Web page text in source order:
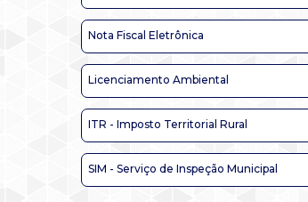
Nota Fiscal Eletrônica
Licenciamento Ambiental
ITR - Imposto Territorial Rural
SIM - Serviço de Inspeção Municipal